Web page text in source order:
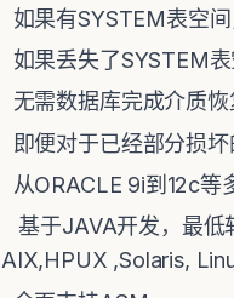
如果有SYSTEM表空
如果丢失了SYSTEM
无需数据库完成介质
即便对于已经部分损
从ORACLE 9i到12c等
基于JAVA开发，最低
AIX,HPUX ,Solaris,